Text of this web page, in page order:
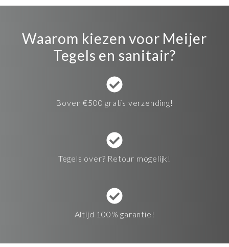
Waarom kiezen voor Meijer
Tegels en sanitair?
Boven €500 gratis verzending!
Tegels over? Retour mogelijk!
Altijd 100% garantie!